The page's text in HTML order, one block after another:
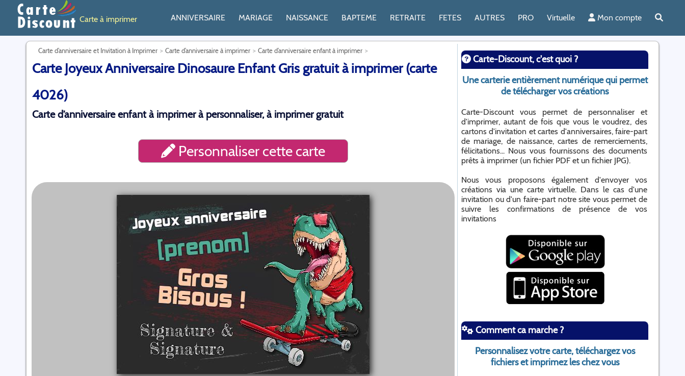
Carte à imprimer ANNIVERSAIRE MARIAGE NAISSANCE BAPTEME RETRAITE FETES AUTRES PRO Virtuelle Mon compte
Carte d’anniversaire et Invitation à Imprimer Carte d’anniversaire à imprimer Carte d’anniversaire enfant à imprimer
Carte Joyeux Anniversaire Dinosaure Enfant Gris gratuit à imprimer (carte
4026)
Carte d’anniversaire enfant à imprimer à personnaliser, à imprimer gratuit
Personnaliser cette carte
Carte-Discount, c'est quoi ?
Une carterie entièrement numérique qui permet
de télécharger vos créations
Carte-Discount vous permet de personnaliser et
d'imprimer, autant de fois que vous le voudrez, des
cartons d'invitation et cartes d'anniversaires, faire-part
de mariage, de naissance, cartes de remerciements,
félicitations... Nous vous fournissons des documents
prêts à imprimer (un fichier PDF et un fichier JPG).
Nous vous proposons également d'envoyer vos
créations via une carte virtuelle. Dans le cas d'une
invitation ou d'un faire-part notre site vous permet de
suivre les confirmations de présence de vos
invitations
Comment ca marche ?
Personnalisez votre carte, téléchargez vos
fichiers et imprimez les chez vous